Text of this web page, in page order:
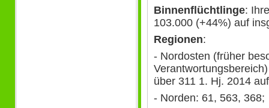
Binnenflüchtlinge:
103.000 (+44%) auf
Regionen:
- Nordosten (früher
über 311 1. Hj. 2014
- Norden: 61, 563, 368;